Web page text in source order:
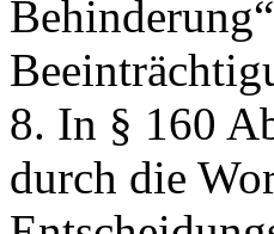
Behinderung“
8. In § 160
durch die